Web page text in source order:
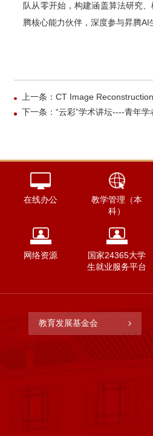
队从零开始，构建涵盖算法研究
腾核心能力伙伴，深度参与昇腾AI
上一条：CT Image
下一条：“云彩”学术讲坛----青年学
在线办公
教学管理（本
科）
网络资源
国家24365大学
生就业服务平台
教育发展基金会